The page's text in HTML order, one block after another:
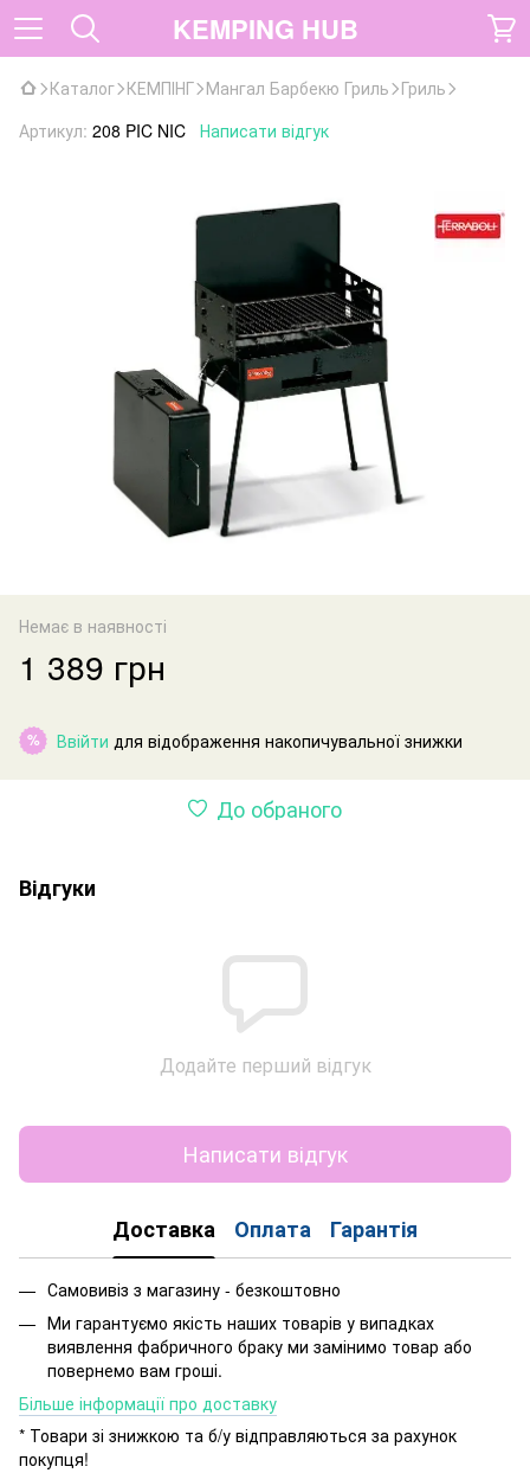
KEMPING HUB
Каталог КЕМПІНГ Мангал Барбекю Гриль Гриль
Артикул: 208 PIC NIC Написати відгук
Немає в наявності
1 389 грн
% Ввійти для відображення накопичувальної знижки
До обраного
Відгуки
Додайте перший відгук
Написати відгук
Доставка Оплата Гарантія
Самовивіз з магазину - безкоштовно
Ми гарантуємо якість наших товарів у випадках
виявлення фабричного браку ми замінимо товар або
повернемо вам гроші.
Більше інформації про доставку
* Товари зі знижкою та б/у відправляються за рахунок
покупця!